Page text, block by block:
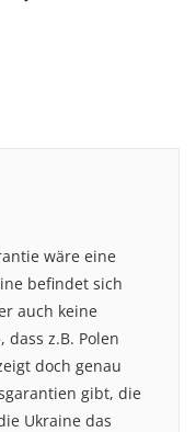
wäre eine
befindet sich
auch keine
dass z.B. Polen
doch genau
gibt, die
Ukraine das